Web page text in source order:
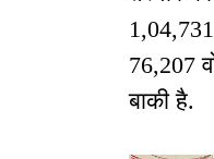
76,207
बाकी है.